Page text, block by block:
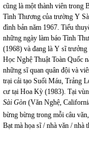
cũng là một thành viên trong
Tình Thương của trường Y
đình bản năm 1967. Tiểu
những ngày làm báo Tình
(1968) và đang là Y sĩ
Học Nghệ Thuật Toàn Quốc
những sĩ quan quân đội và
trại cải tạo Suối Máu, Trảng
cư tại Hoa Kỳ (1983). Tại
Sài Gòn (Văn Nghệ,
bừng bừng trong mỗi câu
Bạt mà họa sĩ / nhà văn / nhà